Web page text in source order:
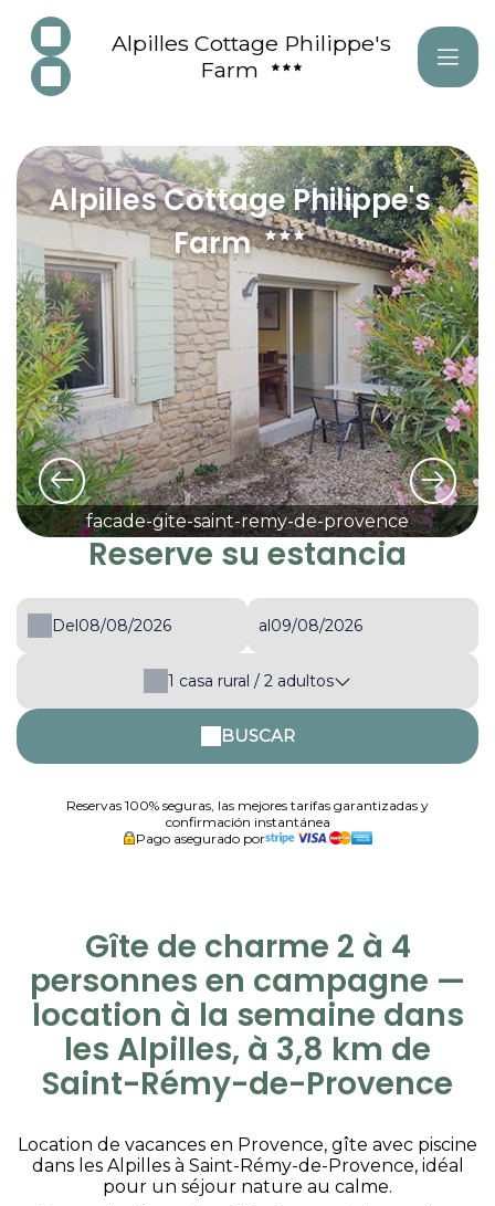
Alpilles Cottage Philippe's
Farm
Alpilles Cottage Philippe's
Farm
facade-gite-saint-remy-de-provence
Reserve su estancia
Del al
1 casa rural / 2 adultos
BUSCAR
Reservas 100% seguras, las mejores tarifas garantizadas y
confirmación instantánea
Pago asegurado por
Gîte de charme 2 à 4
personnes en campagne —
location à la semaine dans
les Alpilles, à 3,8 km de
Saint-Rémy-de-Provence
Location de vacances en Provence, gîte avec piscine
dans les Alpilles à Saint-Rémy-de-Provence, idéal
pour un séjour nature au calme.